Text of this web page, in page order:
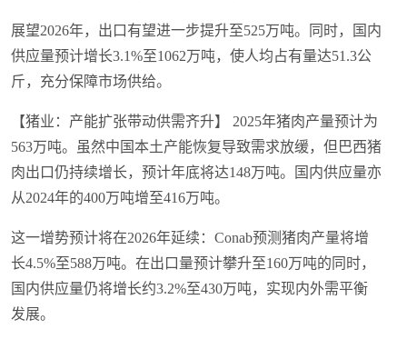
展望2026年，出口有望进一步提升至525万吨。同时，国内
供应量预计增长3.1%至1062万吨，使人均占有量达51.3公
斤，充分保障市场供给。
【猪业：产能扩张带动供需齐升】 2025年猪肉产量预计为
563万吨。虽然中国本土产能恢复导致需求放缓，但巴西猪
肉出口仍持续增长，预计年底将达148万吨。国内供应量亦
从2024年的400万吨增至416万吨。
这一增势预计将在2026年延续：Conab预测猪肉产量将增
长4.5%至588万吨。在出口量预计攀升至160万吨的同时，
国内供应量仍将增长约3.2%至430万吨，实现内外需平衡
发展。